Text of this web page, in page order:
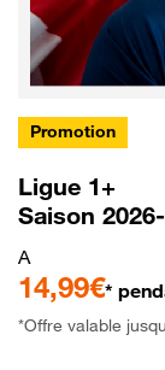
Promotion
Ligue 1+
Saison
A
14,99€*
*Offre valable